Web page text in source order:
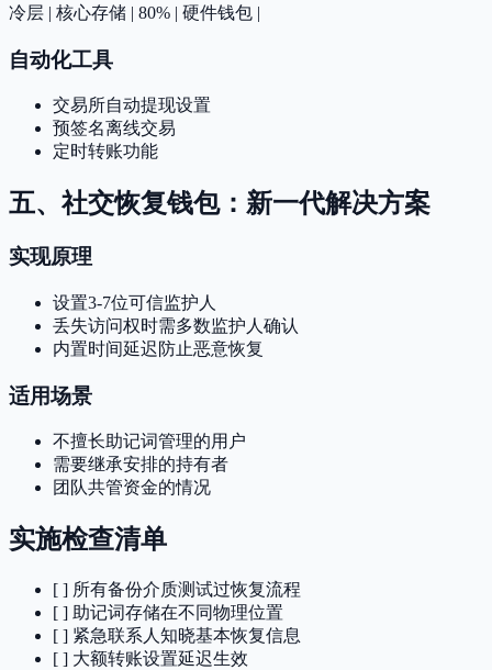
冷层 | 核心存储 | 80% | 硬件钱包 |
自动化工具
交易所自动提现设置
预签名离线交易
定时转账功能
五、社交恢复钱包：新一代解决方案
实现原理
设置3-7位可信监护人
丢失访问权时需多数监护人确认
内置时间延迟防止恶意恢复
适用场景
不擅长助记词管理的用户
需要继承安排的持有者
团队共管资金的情况
实施检查清单
[ ] 所有备份介质测试过恢复流程
[ ] 助记词存储在不同物理位置
[ ] 紧急联系人知晓基本恢复信息
[ ] 大额转账设置延迟生效